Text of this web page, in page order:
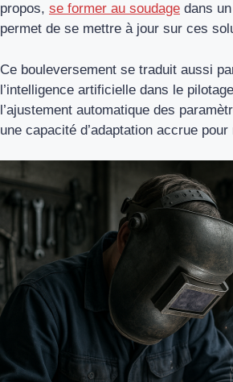
propos, se former au soudage dans
permet de se mettre à jour sur ces
Ce bouleversement se traduit aussi
l’intelligence artificielle dans le
l’ajustement automatique des
une capacité d’adaptation accrue